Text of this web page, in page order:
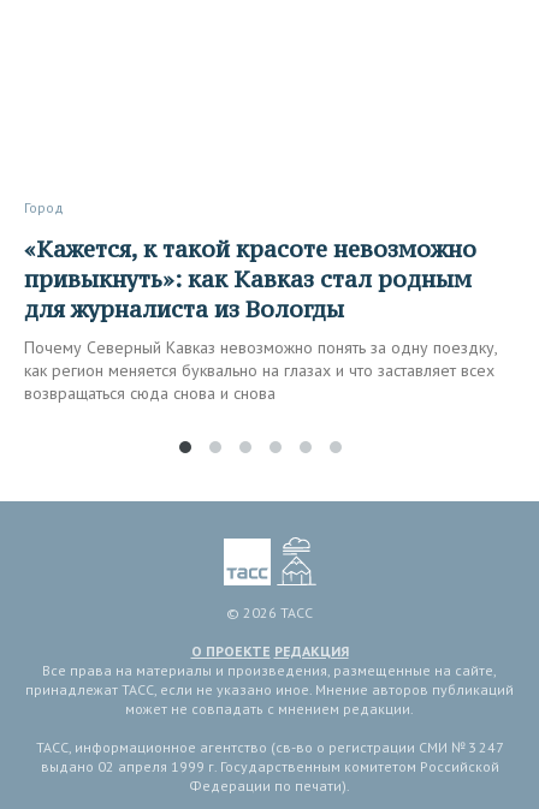
Город
«Кажется, к такой красоте невозможно
привыкнуть»: как Кавказ стал родным
для журналиста из Вологды
Почему Северный Кавказ невозможно понять за одну поездку,
как регион меняется буквально на глазах и что заставляет всех
возвращаться сюда снова и снова
© 2026 ТАСС
О ПРОЕКТЕ РЕДАКЦИЯ
Все права на материалы и произведения, размещенные на сайте,
принадлежат ТАСС, если не указано иное. Мнение авторов публикаций
может не совпадать с мнением редакции.
ТАСС, информационное агентство (св-во о регистрации СМИ № 3 247
выдано 02 апреля 1999 г. Государственным комитетом Российской
Федерации по печати).